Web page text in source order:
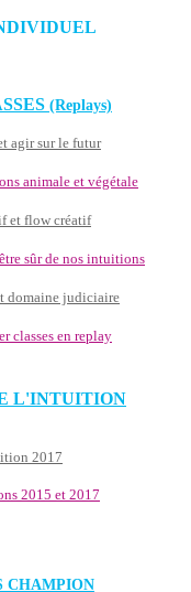
(Replays)
agir sur le futur
animale et végétale
et flow créatif
sûr de nos intuitions
domaine judiciaire
classes en replay
L'INTUITION
2017
2015 et 2017
CHAMPION